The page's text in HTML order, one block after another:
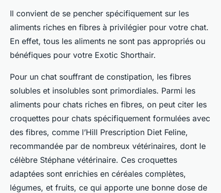
Il convient de se pencher spécifiquement sur les
aliments riches en fibres à privilégier pour votre chat.
En effet, tous les aliments ne sont pas appropriés ou
bénéfiques pour votre Exotic Shorthair.
Pour un chat souffrant de constipation, les fibres
solubles et insolubles sont primordiales. Parmi les
aliments pour chats riches en fibres, on peut citer les
croquettes pour chats spécifiquement formulées avec
des fibres, comme l’Hill Prescription Diet Feline,
recommandée par de nombreux vétérinaires, dont le
célèbre Stéphane vétérinaire. Ces croquettes
adaptées sont enrichies en céréales complètes,
légumes, et fruits, ce qui apporte une bonne dose de